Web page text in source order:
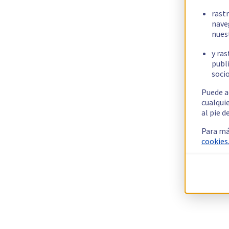
y
Puede
al pie
Para
cookies.